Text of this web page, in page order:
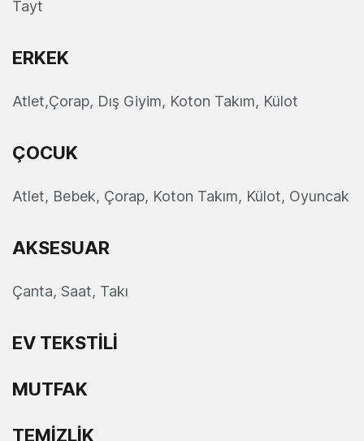
Tayt
ERKEK
Atlet,Çorap, Dış Giyim, Koton Takım, Külot
ÇOCUK
Atlet, Bebek, Çorap, Koton Takım, Külot, Oyuncak
AKSESUAR
Çanta, Saat, Takı
EV TEKSTİLİ
MUTFAK
TEMİZLİK